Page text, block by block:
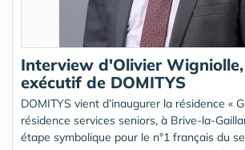
Interview d'Olivier
exécutif de DOMITYS
DOMITYS vient d’inaugurer la résidence «
résidence services seniors, à Brive-la-
étape symbolique pour le n°1 français du